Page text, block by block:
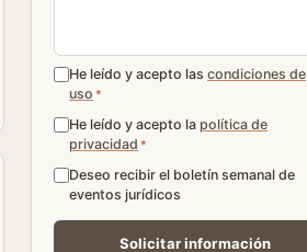
He leído y acepto las condiciones de
uso *
He leído y acepto la política de
privacidad *
Deseo recibir el boletín semanal de
eventos jurídicos